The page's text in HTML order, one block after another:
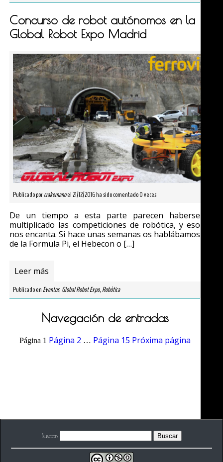
Concurso de robot autónomos en la
Global Robot Expo Madrid
Publicado porcrakernanoel 21/12/2016 ha sido comentado 0 veces
De un tiempo a esta parte parecen haberse
multiplicado las competiciones de robótica, y eso
nos encanta. Si hace unas semanas os hablábamos
de la Formula Pi, el Hebecon o […]
Leer más
Publicado en Eventos, Global Robot Expo, Robótica
Navegación de entradas
Página 1 Página 2 … Página 15 Próxima página
Buscar: